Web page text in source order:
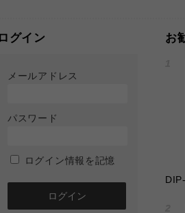
ログイン
メールアドレス
パスワード
ログイン情報を記憶
お